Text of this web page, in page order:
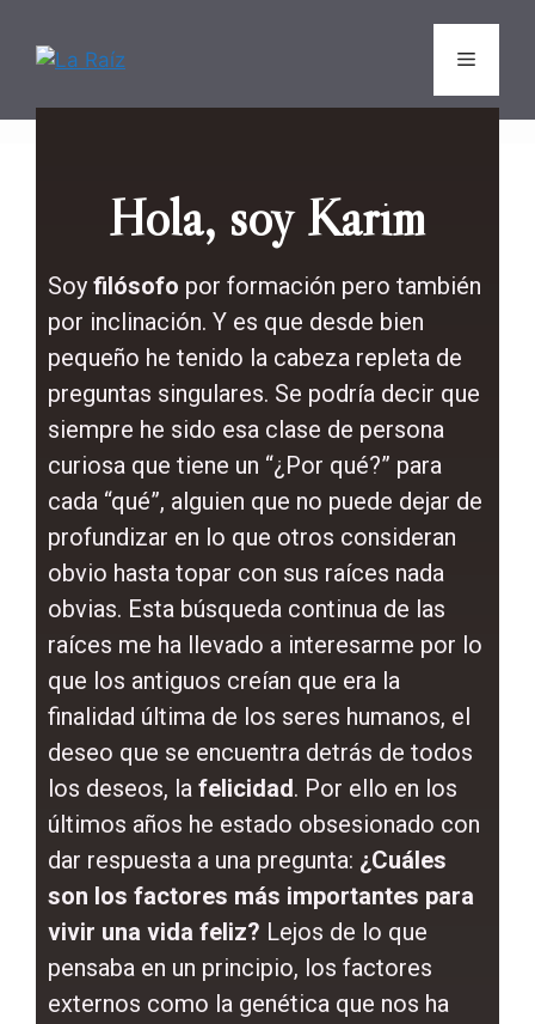
Hola, soy Karim
Soy filósofo por formación pero también
por inclinación. Y es que desde bien
pequeño he tenido la cabeza repleta de
preguntas singulares. Se podría decir que
siempre he sido esa clase de persona
curiosa que tiene un “¿Por qué?” para
cada “qué”, alguien que no puede dejar de
profundizar en lo que otros consideran
obvio hasta topar con sus raíces nada
obvias. Esta búsqueda continua de las
raíces me ha llevado a interesarme por lo
que los antiguos creían que era la
finalidad última de los seres humanos, el
deseo que se encuentra detrás de todos
los deseos, la felicidad. Por ello en los
últimos años he estado obsesionado con
dar respuesta a una pregunta: ¿Cuáles
son los factores más importantes para
vivir una vida feliz? Lejos de lo que
pensaba en un principio, los factores
externos como la genética que nos ha